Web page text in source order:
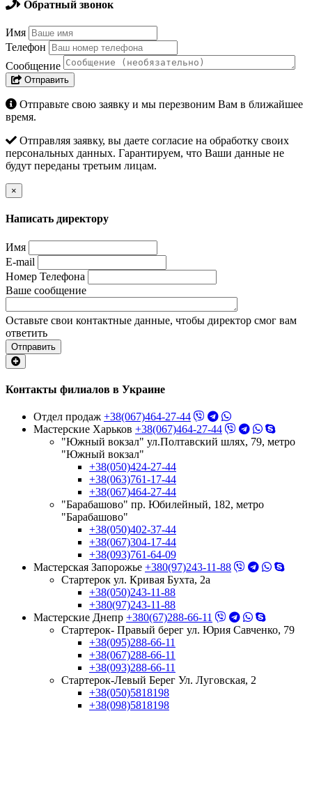
Обратный звонок
Имя
Телефон
Сообщение
Отправить
Отправьте свою заявку и мы перезвоним Вам в ближайшее
время.
Отправляя заявку, вы даете согласие на обработку своих
персональных данных. Гарантируем, что Ваши данные не
будут переданы третьим лицам.
×
Написать директору
Имя
E-mail
Номер Телефона
Ваше сообщение
Оставьте свои контактные данные, чтобы директор смог вам
ответить
Отправить
Контакты филиалов в Украине
Отдел продаж +38(067)464-27-44
Мастерские Харьков +38(067)464-27-44
"Южный вокзал" ул.Полтавский шлях, 79, метро
"Южный вокзал"
+38(050)424-27-44
+38(063)761-17-44
+38(067)464-27-44
"Барабашово" пр. Юбилейный, 182, метро
"Барабашово"
+38(050)402-37-44
+38(067)304-17-44
+38(093)761-64-09
Мастерская Запорожье +380(97)243-11-88
Стартерок ул. Кривая Бухта, 2а
+38(050)243-11-88
+380(97)243-11-88
Мастерские Днепр +380(67)288-66-11
Стартерок- Правый берег ул. Юрия Савченко, 79
+38(095)288-66-11
+38(067)288-66-11
+38(093)288-66-11
Стартерок-Левый Берег Ул. Луговская, 2
+38(050)5818198
+38(098)5818198